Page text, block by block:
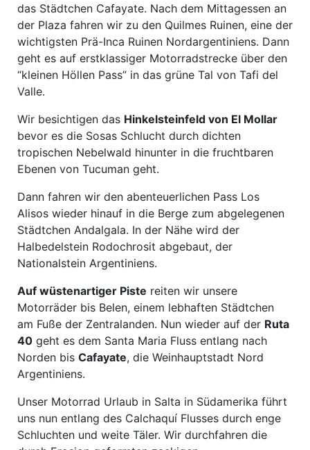
das Städtchen Cafayate. Nach dem Mittagessen an
der Plaza fahren wir zu den Quilmes Ruinen, eine der
wichtigsten Prä-Inca Ruinen Nordargentiniens. Dann
geht es auf erstklassiger Motorradstrecke über den
“kleinen Höllen Pass” in das grüne Tal von Tafi del
Valle.
Wir besichtigen das Hinkelsteinfeld von El Mollar
bevor es die Sosas Schlucht durch dichten
tropischen Nebelwald hinunter in die fruchtbaren
Ebenen von Tucuman geht.
Dann fahren wir den abenteuerlichen Pass Los
Alisos wieder hinauf in die Berge zum abgelegenen
Städtchen Andalgala. In der Nähe wird der
Halbedelstein Rodochrosit abgebaut, der
Nationalstein Argentiniens.
Auf wüstenartiger Piste reiten wir unsere
Motorräder bis Belen, einem lebhaften Städtchen
am Fuße der Zentralanden. Nun wieder auf der Ruta
40 geht es dem Santa Maria Fluss entlang nach
Norden bis Cafayate, die Weinhauptstadt Nord
Argentiniens.
Unser Motorrad Urlaub in Salta in Südamerika führt
uns nun entlang des Calchaquí Flusses durch enge
Schluchten und weite Täler. Wir durchfahren die